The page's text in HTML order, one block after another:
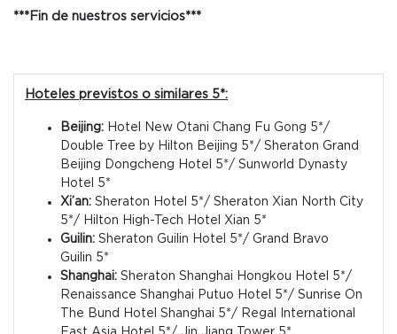
***Fin de nuestros servicios***
Hoteles previstos o similares 5*:
Beijing: Hotel New Otani Chang Fu Gong 5*/
Double Tree by Hilton Beijing 5*/ Sheraton Grand
Beijing Dongcheng Hotel 5*/ Sunworld Dynasty
Hotel 5*
Xi’an: Sheraton Hotel 5*/ Sheraton Xian North City
5*/ Hilton High-Tech Hotel Xian 5*
Guilin: Sheraton Guilin Hotel 5*/ Grand Bravo
Guilin 5*
Shanghai: Sheraton Shanghai Hongkou Hotel 5*/
Renaissance Shanghai Putuo Hotel 5*/ Sunrise On
The Bund Hotel Shanghai 5*/ Regal International